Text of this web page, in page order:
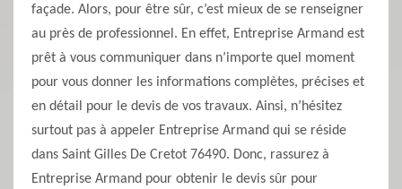
façade. Alors, pour être sûr, c’est mieux de se renseigner
au près de professionnel. En effet, Entreprise Armand est
prêt à vous communiquer dans n’importe quel moment
pour vous donner les informations complètes, précises et
en détail pour le devis de vos travaux. Ainsi, n’hésitez
surtout pas à appeler Entreprise Armand qui se réside
dans Saint Gilles De Cretot 76490. Donc, rassurez à
Entreprise Armand pour obtenir le devis sûr pour